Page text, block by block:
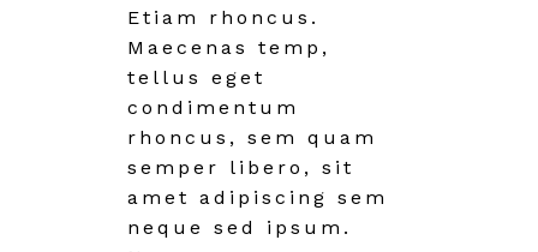
Etiam rhoncus.
Maecenas temp,
tellus eget
condimentum
rhoncus, sem quam
semper libero, sit
amet adipiscing sem
neque sed ipsum.